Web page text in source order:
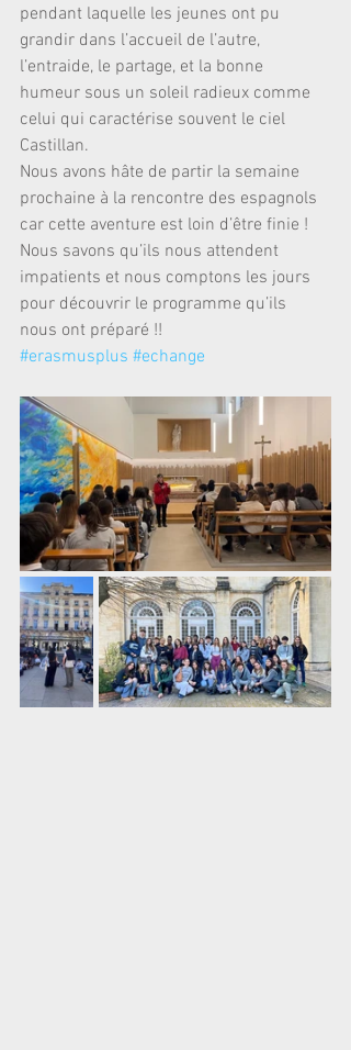
pendant laquelle les jeunes ont pu
grandir dans l’accueil de l’autre,
l’entraide, le partage, et la bonne
humeur sous un soleil radieux comme
celui qui caractérise souvent le ciel
Castillan.
Nous avons hâte de partir la semaine
prochaine à la rencontre des espagnols
car cette aventure est loin d’être finie !
Nous savons qu’ils nous attendent
impatients et nous comptons les jours
pour découvrir le programme qu’ils
nous ont préparé !!
#erasmusplus #echange